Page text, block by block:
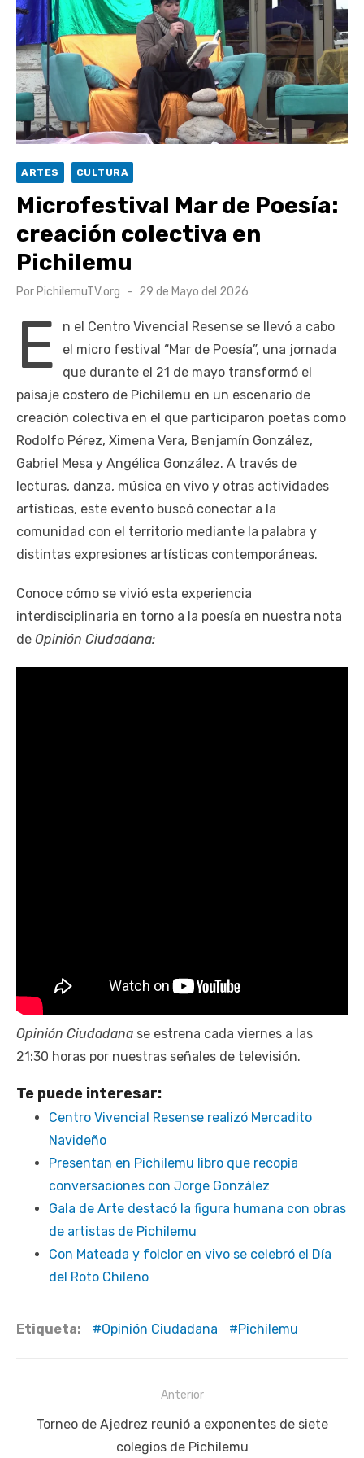
escuela comunitaria
Cóctel de Sábado: Emprendimiento y floricultura con María
Lina Fermandois y Luis Polanco
Seis comunas de O’Higgins inician la construcción
participativa del Plan Local de Restauración del Secano
Costero Nilahue
segunda clasificatoria
Retrospectiva 2026 | Capítulo 03: lessons on flight – Cecilia
Araneda
ARTES CULTURA
Microfestival Mar de Poesía:
creación colectiva en
Pichilemu
Por PichilemuTV.org
Publicado
29 de Mayo del 2026
E
n el Centro Vivencial Resense se llevó a cabo
el micro festival “Mar de Poesía”, una jornada
que durante el 21 de mayo transformó el
paisaje costero de Pichilemu en un escenario de
creación colectiva en el que participaron poetas como
Rodolfo Pérez, Ximena Vera, Benjamín González,
Gabriel Mesa y Angélica González. A través de
lecturas, danza, música en vivo y otras actividades
artísticas, este evento buscó conectar a la
comunidad con el territorio mediante la palabra y
distintas expresiones artísticas contemporáneas.
Conoce cómo se vivió esta experiencia
interdisciplinaria en torno a la poesía en nuestra nota
de Opinión Ciudadana:
Opinión Ciudadana se estrena cada viernes a las
21:30 horas por nuestras señales de televisión.
Te puede interesar:
Centro Vivencial Resense realizó Mercadito
Navideño
Presentan en Pichilemu libro que recopia
conversaciones con Jorge González
Gala de Arte destacó la figura humana con obras
de artistas de Pichilemu
Con Mateada y folclor en vivo se celebró el Día
del Roto Chileno
Etiqueta: Opinión Ciudadana Pichilemu
de
Anterior
Publicación
Torneo de Ajedrez reunió a exponentes de siete
colegios de Pichilemu